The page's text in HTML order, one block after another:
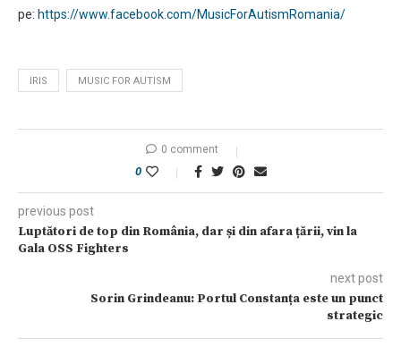
pe: https://www.facebook.com/MusicForAutismRomania/
IRIS MUSIC FOR AUTISM
0 comment
0
previous post
Luptători de top din România, dar și din afara țării, vin la
Gala OSS Fighters
next post
Sorin Grindeanu: Portul Constanța este un punct
strategic